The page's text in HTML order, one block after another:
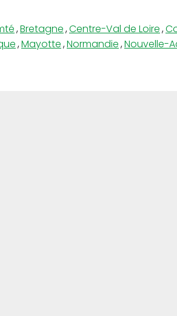
,Bretagne,Centre-Val de Loire,
,Mayotte,Normandie,Nouvelle-